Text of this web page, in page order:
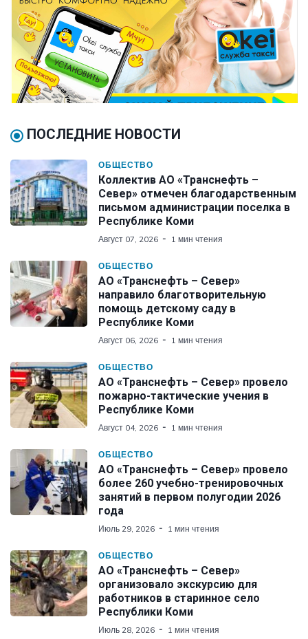
ПОСЛЕДНИЕ НОВОСТИ
ОБЩЕСТВО
Коллектив АО «Транснефть –
Север» отмечен благодарственным
письмом администрации поселка в
Республике Коми
Август 07, 2026 1 мин чтения
ОБЩЕСТВО
АО «Транснефть – Север»
направило благотворительную
помощь детскому саду в
Республике Коми
Август 06, 2026 1 мин чтения
ОБЩЕСТВО
АО «Транснефть – Север» провело
пожарно-тактические учения в
Республике Коми
Август 04, 2026 1 мин чтения
ОБЩЕСТВО
АО «Транснефть – Север» провело
более 260 учебно-тренировочных
занятий в первом полугодии 2026
года
Июль 29, 2026 1 мин чтения
ОБЩЕСТВО
АО «Транснефть – Север»
организовало экскурсию для
работников в старинное село
Республики Коми
Июль 28, 2026 1 мин чтения